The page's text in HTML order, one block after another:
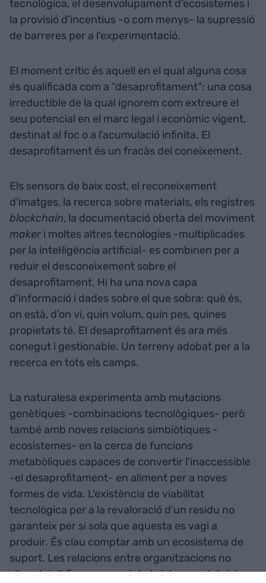
tecnològica, el desenvolupament d'ecosistemes i
la provisió d'incentius -o com menys- la supressió
de barreres per a l'experimentació.
El moment crític és aquell en el qual alguna cosa
és qualificada com a “desaprofitament”: una cosa
irreductible de la qual ignorem com extreure el
seu potencial en el marc legal i econòmic vigent,
destinat al foc o a l'acumulació infinita. El
desaprofitament és un fracàs del coneixement.
Els sensors de baix cost, el reconeixement
d'imatges, la recerca sobre materials, els registres
blockchain, la documentació oberta del moviment
maker i moltes altres tecnologies -multiplicades
per la intel·ligència artificial- es combinen per a
reduir el desconeixement sobre el
desaprofitament. Hi ha una nova capa
d'informació i dades sobre el que sobra: què és,
on està, d'on vi, quin volum, quin pes, quines
propietats té. El desaprofitament és ara més
conegut i gestionable. Un terreny adobat per a la
recerca en tots els camps.
La naturalesa experimenta amb mutacions
genètiques -combinacions tecnològiques- però
també amb noves relacions simbiòtiques -
ecosistemes- en la cerca de funcions
metabòliques capaces de convertir l'inaccessible
-el desaprofitament- en aliment per a noves
formes de vida. L'existència de viabilitat
tecnològica per a la revaloració d'un residu no
garanteix per si sola que aquesta es vagi a
produir. És clau comptar amb un ecosistema de
suport. Les relacions entre organitzacions no
s'han teixit fins ara seguint el cicle complet dels